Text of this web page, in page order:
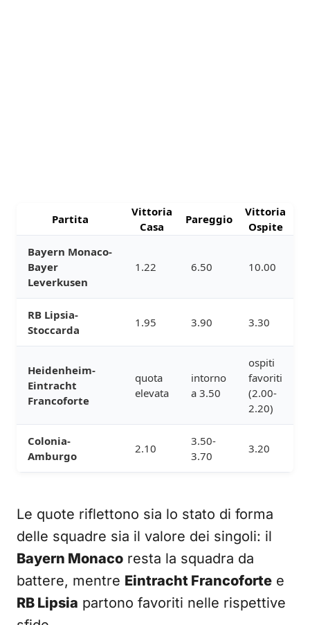
Partita
Vittoria
Casa
Pareggio
Vittoria
Ospite
Bayern Monaco-
Bayer
Leverkusen
1.22 6.50 10.00
RB Lipsia-
Stoccarda
1.95 3.90 3.30
Heidenheim-
Eintracht
Francoforte
quota
elevata
intorno
a 3.50
ospiti
favoriti
(2.00-
2.20)
Colonia-
Amburgo
2.10
3.50-
3.70
3.20
Le quote riflettono sia lo stato di forma
delle squadre sia il valore dei singoli: il
Bayern Monaco resta la squadra da
battere, mentre Eintracht Francoforte e
RB Lipsia partono favoriti nelle rispettive